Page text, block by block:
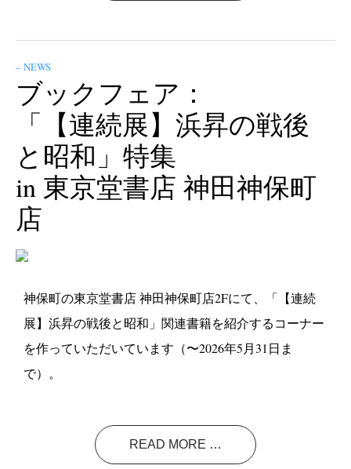
– NEWS
ブックフェア：
「【連続展】浜昇の戦後
と昭和」特集
in 東京堂書店 神田神保町
店
神保町の東京堂書店 神田神保町店2Fにて、「【連続
展】浜昇の戦後と昭和」関連書籍を紹介するコーナー
を作っていただいています（〜2026年5月31日ま
で）。
READ MORE …